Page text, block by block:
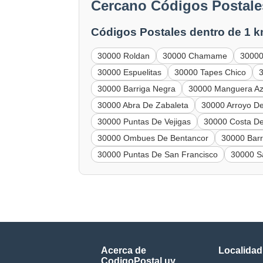
Cercano Códigos
Códigos Postales dentro de 1
30000 Roldan 30000 Chamame
30000 Espuelitas
30000 Tapes Chico
30000 Barriga Negra
30000 Manguera
30000 Abra De Zabaleta
30000 Arroyo
30000 Puntas De Vejigas
30000 Costa
30000 Ombues De Bentancor
30000
30000 Puntas De San Francisco
30000
Acerca de
CodigoPostal.uy